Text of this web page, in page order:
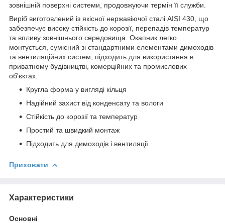
зовнішній поверхні системи, продовжуючи термін її служби.
Виріб виготовлений із якісної нержавіючої сталі AISI 430, що
забезпечує високу стійкість до корозії, перепадів температур
та впливу зовнішнього середовища. Окапник легко
монтується, сумісний зі стандартними елементами димоходів
та вентиляційних систем, підходить для використання в
приватному будівництві, комерційних та промислових
об'єктах.
Кругла форма у вигляді кільця
Надійний захист від конденсату та вологи
Стійкість до корозії та температур
Простий та швидкий монтаж
Підходить для димоходів і вентиляції
Приховати
Характеристики
Основні